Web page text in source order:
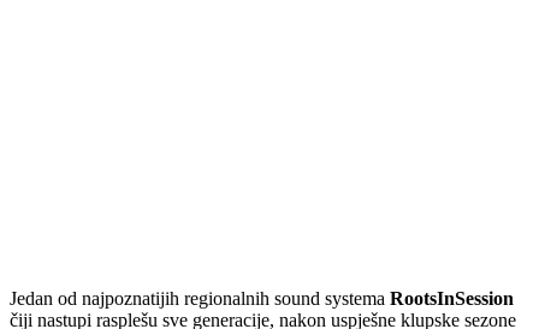
Jedan od najpoznatijih regionalnih sound systema RootsInSession
čiji nastupi rasplešu sve generacije, nakon uspješne klupske sezone